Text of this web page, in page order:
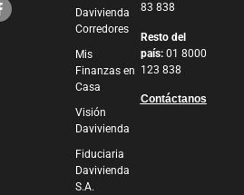
Davivienda
Corredores
Mis
Finanzas en
Casa
Visión
Davivienda
Fiduciaria
Davivienda
S.A.
83 838
Resto del
país: 01 8000
123 838
Contáctanos